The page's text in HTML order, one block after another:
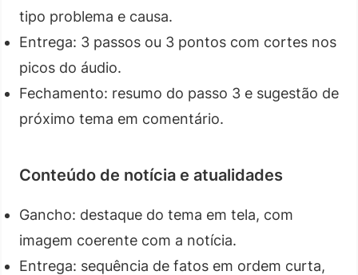
tipo problema e causa.
Entrega: 3 passos ou 3 pontos com cortes nos
picos do áudio.
Fechamento: resumo do passo 3 e sugestão de
próximo tema em comentário.
Conteúdo de notícia e atualidades
Gancho: destaque do tema em tela, com
imagem coerente com a notícia.
Entrega: sequência de fatos em ordem curta,